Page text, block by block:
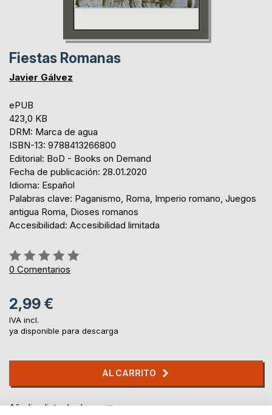
Fiestas Romanas
Javier Gálvez
ePUB
423,0 KB
DRM: Marca de agua
ISBN-13: 9788413266800
Editorial: BoD - Books on Demand
Fecha de publicación: 28.01.2020
Idioma: Español
Palabras clave: Paganismo, Roma, Imperio romano, Juegos
antigua Roma, Dioses romanos
Accesibilidad: Accesibilidad limitada
Rating:
0%
0 Comentarios
2,99 €
IVA incl.
ya disponible para descarga
AL CARRITO
Añadir a lista de deseo